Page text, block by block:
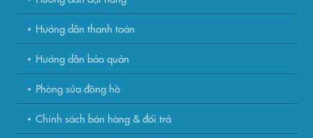
Hướng dẫn thanh toán
Hướng dẫn bảo quản
Phòng sửa đồng hồ
Chính sách bán hàng & đổi trả